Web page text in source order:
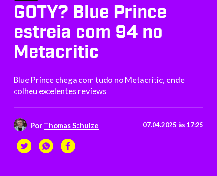
GOTY? Blue Prince
estreia com 94 no
Metacritic
Blue Prince chega com tudo no Metacritic, onde
colheu excelentes reviews
Por Thomas Schulze 07.04.2025 às 17:25